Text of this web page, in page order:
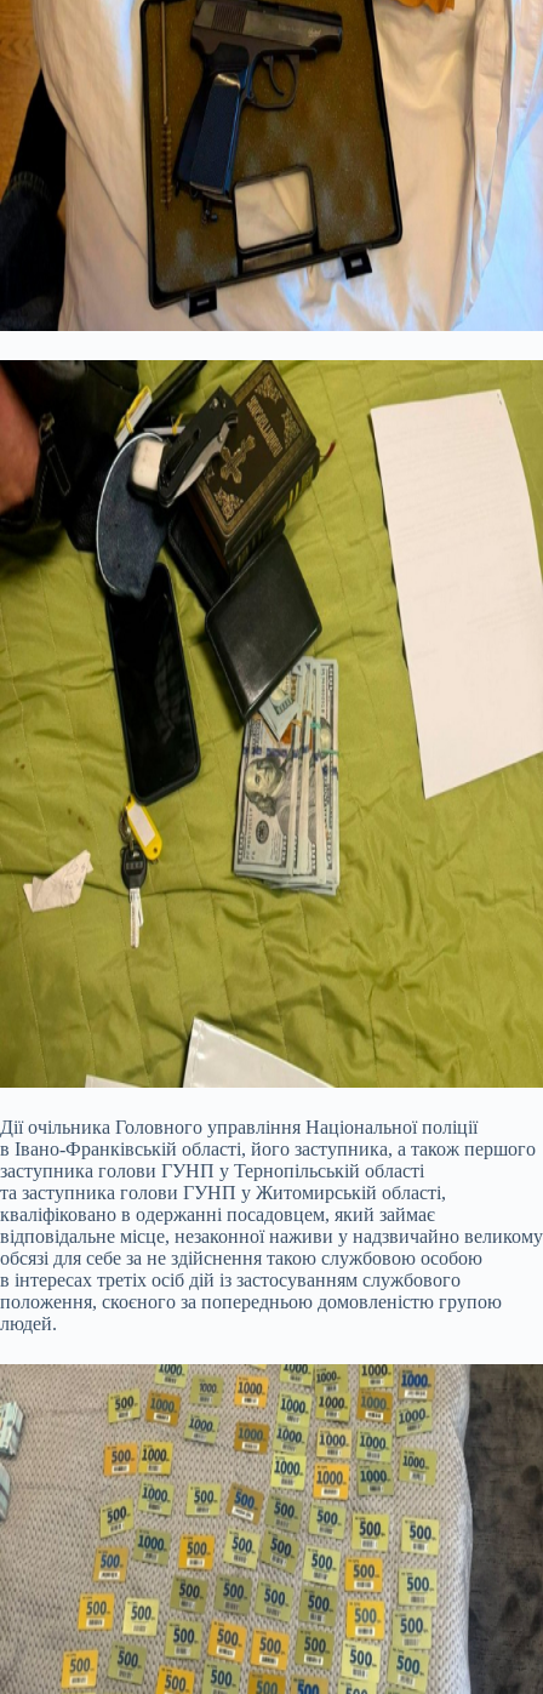
Дії очільника Головного управління Національної поліції
в Івано-Франківській області, його заступника, а також першого
заступника голови ГУНП у Тернопільській області
та заступника голови ГУНП у Житомирській області,
кваліфіковано в одержанні посадовцем, який займає
відповідальне місце, незаконної наживи у надзвичайно великому
обсязі для себе за не здійснення такою службовою особою
в інтересах третіх осіб дій із застосуванням службового
положення, скоєного за попередньою домовленістю групою
людей.